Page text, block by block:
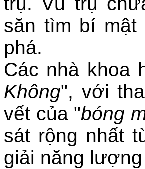
săn tìm bí mật
phá.
Các nhà khoa
Không", với
vết của "bóng
sát rộng nhất
giải năng